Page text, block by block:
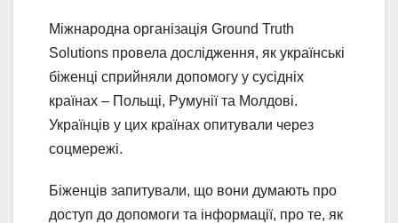
Міжнародна організація Ground Truth
Solutions провела дослідження, як українські
біженці сприйняли допомогу у сусідніх
країнах – Польщі, Румунії та Молдові.
Українців у цих країнах опитували через
соцмережі.
Біженців запитували, що вони думають про
доступ до допомоги та інформації, про те, як